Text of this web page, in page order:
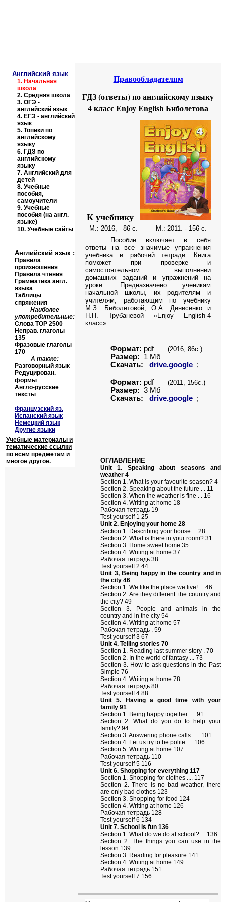
Английский язык
1. Начальная
школа
2. Средняя школа
3. ОГЭ -
английский язык
4. ЕГЭ - английский
язык
5. Топики по
английскому
языку
6. ГДЗ по
английскому
языку
7. Английский для
детей
8. Учебные
пособия,
самоучители
9. Учебные
пособия (на англ.
языке)
10. Учебные сайты
Правообладателям
ГДЗ (ответы) по английскому языку
4 класс Enjoy English Биболетова
К учебнику
М.: 2016, - 86 с. М.: 2011. - 156 с.
Пособие включает в себя
ответы на все значимые упражнения
учебника и рабочей тетради. Книга
поможет при проверке и
самостоятельном выполнении
домашних заданий и упражнений на
уроке. Предназначено ученикам
начальной школы, их родителям и
учителям, работающим по учебнику
М.З. Биболетовой, О.А. Денисенко и
Н.Н. Трубаневой «Enjoy English-4
класс».
Формат: pdf (2016, 86с.)
Размер:
1 Мб
Скачать:
drive.google ;
Формат: pdf (2011, 156с.)
Размер: 3 Мб
Скачать:
drive.google ;
ОГЛАВЛЕНИЕ
Unit 1. Speaking about seasons and
weather 4
Section 1. What is your favourite season? 4
Section 2. Speaking about the future . . 11
Section 3. When the weather is fine . . 16
Section 4. Writing at home 18
Рабочая тетрадь 19
Test yourself 1 25
Unit 2. Enjoying your home 28
Section 1. Describing your house ... 28
Section 2. What is there in your room? 31
Section 3. Home sweet home 35
Section 4. Writing at home 37
Рабочая тетрадь 38
Test yourself 2 44
Unit 3, Being happy in the country and in
the city 46
Section 1. We like the place we live! . . 46
Section 2. Are they different: the country and
the city? 49
Section 3. People and animals in the
country and in the city 54
Section 4. Writing at home 57
Рабочая тетрадь . 59
Test yourself 3 67
Unit 4. Telling stories 70
Section 1. Reading last summer story . 70
Section 2. In the world of fantasy ... 73
Section 3. How to ask questions in the Past
Simple 76
Section 4. Writing at home 78
Рабочая тетрадь 80
Test yourself 4 88
Unit 5. Having a good time with your
family 91
Section 1. Being happy together .... 91
Section 2. What do you do to help your
family? 94
Section 3. Answering phone calls . . . 101
Section 4. Let us try to be polite .... 106
Section 5. Writing at home 107
Рабочая тетрадь 110
Test yourself 5 116
Unit 6. Shopping for everything 117
Section 1. Shopping for clothes .... 117
Section 2. There is no bad weather, there
are only bad clothes 123
Section 3. Shopping for food 124
Section 4. Writing at home 126
Рабочая тетрадь 128
Test yourself 6 134
Unit 7. School is fun 136
Section 1. What do we do at school? . . 136
Section 2. The things you can use in the
lesson 139
Section 3. Reading for pleasure 141
Section 4. Writing at home 149
Рабочая тетрадь 151
Test yourself 7 156
Английский язык :
Правила
произношения
Правила чтения
Грамматика англ.
языка
Таблицы
спряжения
Наиболее
употребительные:
Слова TOP 2500
Неправ. глаголы
135
Фразовые глаголы
170
А также:
Разговорный язык
Редуцирован.
формы
Англо-русские
тексты
Французский яз.
Испанский язык
Немецкий язык
Другие языки
Учебные материалы и
тематические ссылки
по всем предметам и
многое другое.